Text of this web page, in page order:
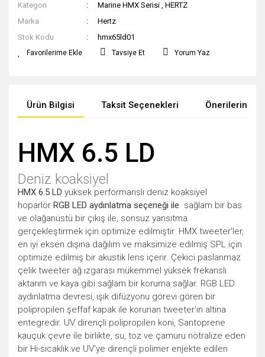
Kategori Marine HMX Serisi ,HERTZ
Marka
Hertz
Stok Kodu
hmx65ld01
Tavsiye Et Yorum Yaz
Ürün Bilgisi Taksit Seçenekleri Önerileriniz
HMX 6.5 LD
Deniz koaksiyel
HMX 6.5 LD yüksek performanslı deniz koaksiyel
hoparlör RGB LED aydınlatma seçeneği ile sağlam bir bas
ve olağanüstü bir çıkış ile, sonsuz yansıtma
gerçekleştirmek için optimize edilmiştir. HMX tweeter'ler,
en iyi eksen dışına dağılım ve maksimize edilmiş SPL için
optimize edilmiş bir akustik lens içerir. Çekici paslanmaz
çelik tweeter ağ ızgarası mükemmel yüksek frekanslı
aktarım ve kaya gibi sağlam bir koruma sağlar. RGB LED
aydınlatma devresi, ışık difüzyonu görevi gören bir
polipropilen şeffaf kapak ile korunan tweeter'ın altına
entegredir. UV dirençli polipropilen koni, Santoprene
kauçuk çevre ile birlikte, su, toz ve çamuru nötralize eden
bir Hi-sıcaklık ve UV'ye dirençli polimer enjekte edilen